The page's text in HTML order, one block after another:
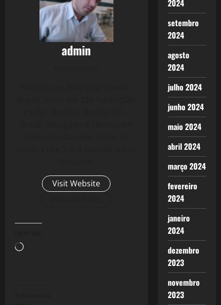
admin
Visit Website
Carregando...
2024
setembro
2024
agosto
2024
julho 2024
junho 2024
maio 2024
abril 2024
março 2024
fevereiro
2024
janeiro
2024
dezembro
2023
novembro
2023